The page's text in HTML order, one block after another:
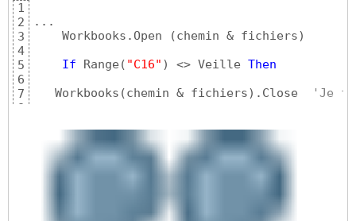
1
2
3
4
5
6
7
8
...
    Workbooks.Open
(chemin & fichiers)
If Range ( "C16" ) <> Veille Then
   Workbooks
(chemin & fichiers) .Close
'Je